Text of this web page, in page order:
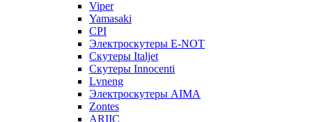
Viper
Yamasaki
CPI
Электроскутеры E-NOT
Скутеры Italjet
Скутеры Innocenti
Lvneng
Электроскутеры AIMA
Zontes
ARIIC